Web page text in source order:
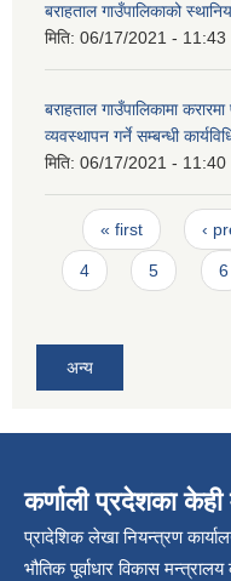
बराहताल गाउँपालिकाको
मिति: 06/17/2021 - 11:43
बराहताल गाउँपालिकामा
व्यवस्थापन गर्ने सम्बन्धी
मिति: 06/17/2021 - 11:40
Pages
« first ‹
4 5 6
अन्य
कर्णाली प्रदेशका
प्रादेशिक लेखा नियन्त्रण
भौतिक पूर्वाधार विकास